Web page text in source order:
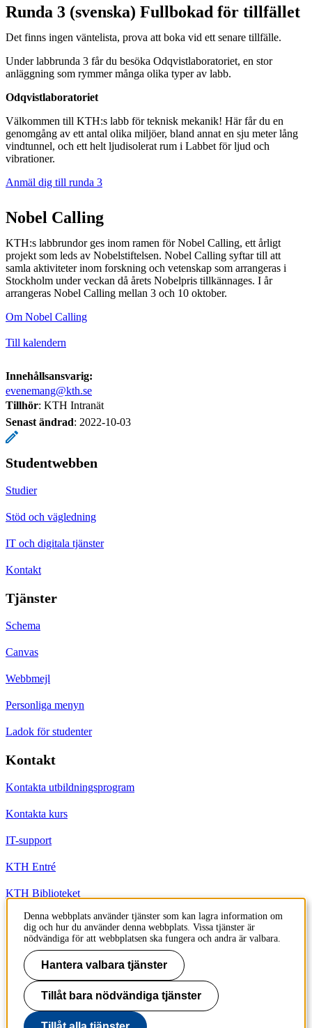
Runda 3 (svenska) Fullbokad för tillfället
Det finns ingen väntelista, prova att boka vid ett senare tillfälle.
Under labbrunda 3 får du besöka Odqvistlaboratoriet, en stor
anläggning som rymmer många olika typer av labb.
Odqvistlaboratoriet
Välkommen till KTH:s labb för teknisk mekanik! Här får du en
genomgång av ett antal olika miljöer, bland annat en sju meter lång
vindtunnel, och ett helt ljudisolerat rum i Labbet för ljud och
vibrationer.​​​​​
Anmäl dig till runda 3
Nobel Calling
KTH:s labbrundor ges inom ramen för Nobel Calling, ett årligt
projekt som leds av Nobelstiftelsen. Nobel Calling syftar till att
samla aktiviteter inom forskning och vetenskap som arrangeras i
Stockholm under veckan då årets Nobelpris tillkännages. I år
arrangeras Nobel Calling mellan 3 och 10 oktober.
Om Nobel Calling
Till kalendern
Innehållsansvarig:
evenemang@kth.se
Tillhör: KTH Intranät
Senast ändrad: 2022-10-03
Studentwebben
Studier
Stöd och vägledning
IT och digitala tjänster
Kontakt
Tjänster
Schema
Canvas
Webbmejl
Personliga menyn
Ladok för studenter
Kontakt
Kontakta utbildningsprogram
Kontakta kurs
IT-support
KTH Entré
KTH Biblioteket
KTH
100 44 Stockholm
+46 8 790 60 00
info@kth.se
📷 @KTHstudent på Instagram
Denna webbplats använder tjänster som kan lagra information om
dig och hur du använder denna webbplats. Vissa tjänster är
nödvändiga för att webbplatsen ska fungera och andra är valbara.
Hantera valbara tjänster
Tillåt bara nödvändiga tjänster